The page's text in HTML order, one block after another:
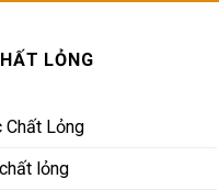
LỎNG
Chất Lỏng
lỏng